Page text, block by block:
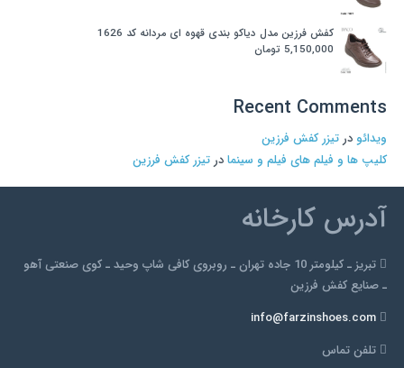
کفش فرزین مدل دیاکو بندی قهوه ای مردانه کد 1626
5,150,000 تومان
Recent Comments
ویدائو درتیزر کفش فرزین
کلیپ ها و فیلم های فیلم و سینمادرتیزر کفش فرزین
آدرس کارخانه
تبریز ـ کیلومتر 10 جاده تهران ـ روبروی کافی شاپ وحید ـ کوی صنعتی آهو
ـ صنایع کفش فرزین
info@farzinshoes.com
تلفن تماس